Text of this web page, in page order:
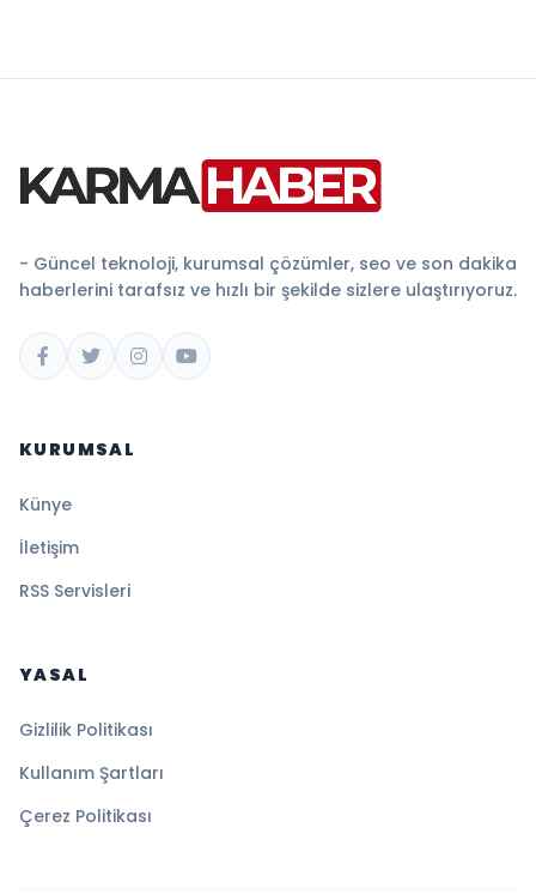
- Güncel teknoloji, kurumsal çözümler, seo ve son dakika
haberlerini tarafsız ve hızlı bir şekilde sizlere ulaştırıyoruz.
KURUMSAL
Künye
İletişim
RSS Servisleri
YASAL
Gizlilik Politikası
Kullanım Şartları
Çerez Politikası